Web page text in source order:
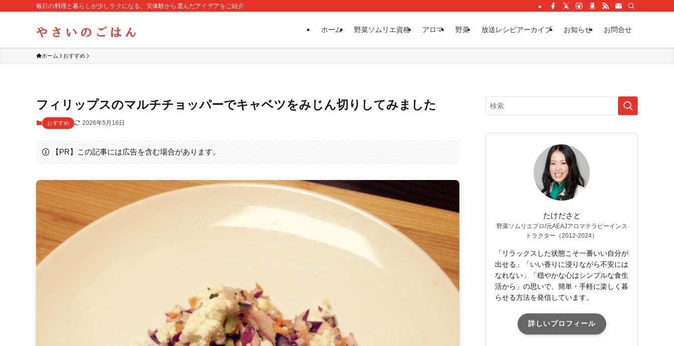
毎日の料理と暮らしが少しラクになる、実体験から選んだアイデアをご紹介
ホーム 野菜ソムリエ資格 アロマ 野菜 放送レシピアーカイブ お知らせ お問合せ
ホーム おすすめ
フィリップスのマルチチョッパーでキャベツをみじん切りしてみました
おすすめ 2026年5月16日
【PR】この記事には広告を含む場合があります。
たけださと
野菜ソムリエプロ/元AEAJアロマテラピーインス
トラクター（2012-2024）
「リラックスした状態こそ一番いい自分が
出せる」「いい香りに浸りながら不安には
なれない」「穏やかな心はシンプルな食生
活から」の思いで、簡単・手軽に楽しく暮
らせる方法を発信しています。
詳しいプロフィール